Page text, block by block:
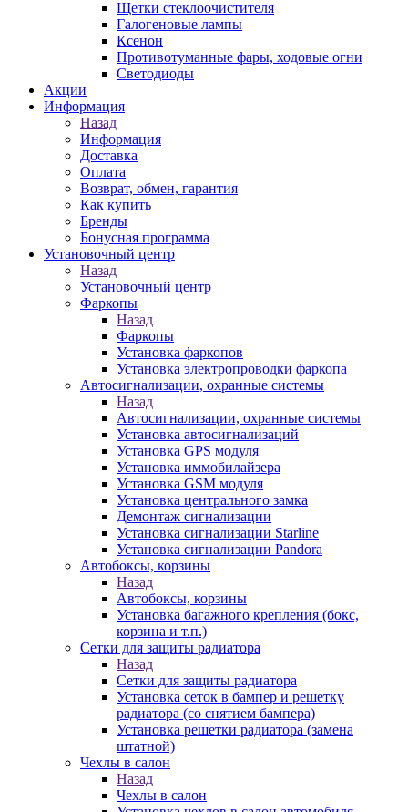
Щетки стеклоочистителя
Галогеновые лампы
Ксенон
Противотуманные фары, ходовые огни
Светодиоды
Акции
Информация
Назад
Информация
Доставка
Оплата
Возврат, обмен, гарантия
Как купить
Бренды
Бонусная программа
Установочный центр
Назад
Установочный центр
Фаркопы
Назад
Фаркопы
Установка фаркопов
Установка электропроводки фаркопа
Автосигнализации, охранные системы
Назад
Автосигнализации, охранные системы
Установка автосигнализаций
Установка GPS модуля
Установка иммобилайзера
Установка GSM модуля
Установка центрального замка
Демонтаж сигнализации
Установка сигнализации Starline
Установка сигнализации Pandora
Автобоксы, корзины
Назад
Автобоксы, корзины
Установка багажного крепления (бокс,
корзина и т.п.)
Сетки для защиты радиатора
Назад
Сетки для защиты радиатора
Установка сеток в бампер и решетку
радиатора (со снятием бампера)
Установка решетки радиатора (замена
штатной)
Чехлы в салон
Назад
Чехлы в салон